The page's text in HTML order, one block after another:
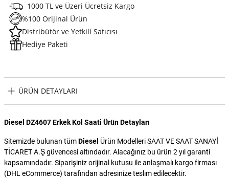
1000 TL ve Üzeri Ücretsiz Kargo
%100 Orijinal Ürün
Distribütör ve Yetkili Satıcısı
Hediye Paketi
ÜRÜN DETAYLARI
Diesel DZ4607 Erkek Kol Saati Ürün Detayları
Sitemizde bulunan tümDiesel Ürün Modelleri SAAT VE SAAT SANAYİ
TİCARET A.Ş güvencesi altındadır. Alacağınız bu ürün 2 yıl garanti
kapsamındadır. Siparişiniz orijinal kutusu ile anlaşmalı kargo firması
(DHL eCommerce) tarafından adresinize teslim edilecektir.